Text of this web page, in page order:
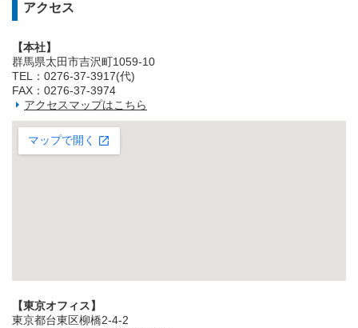
アクセス
【本社】
群馬県太田市吉沢町1059-10
TEL：0276-37-3917(代)
FAX：0276-37-3974
アクセスマップはこちら
【東京オフィス】
東京都台東区柳橋2‐4‐2